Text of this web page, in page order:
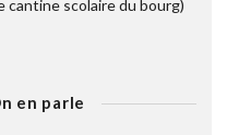
cantine scolaire du bourg)
en parle